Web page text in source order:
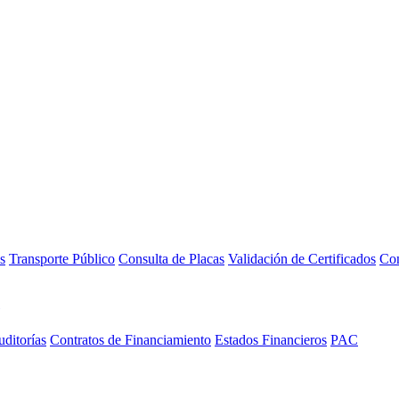
Transporte Público Consulta de Placas Validación de Certificados
Contratos de Financiamiento Estados Financieros PAC